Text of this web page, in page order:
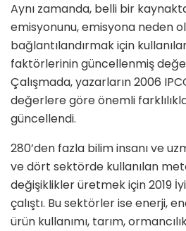
Aynı zamanda, belli bir
emisyonunu, emisyona neden
bağlantılandırmak için
faktörlerinin güncellenmiş
Çalışmada, yazarların 2006
değerlere göre önemli
güncellendi.
280’den fazla bilim insanı ve
ve dört sektörde kullanılan
değişiklikler üretmek için 2019
çalıştı. Bu sektörler ise enerji,
ürün kullanımı, tarım,